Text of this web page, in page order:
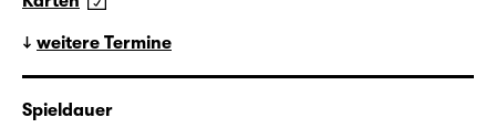
das Walter dem jungen Eric zuerkennt.
Beide lernen sich eher zufällig kennen, beide
sind auf ihre Art allein: Walter ist es gewohnt,
Geschäftsverhandlungen in der ganzen Welt
weitere Termine
Spieldauer